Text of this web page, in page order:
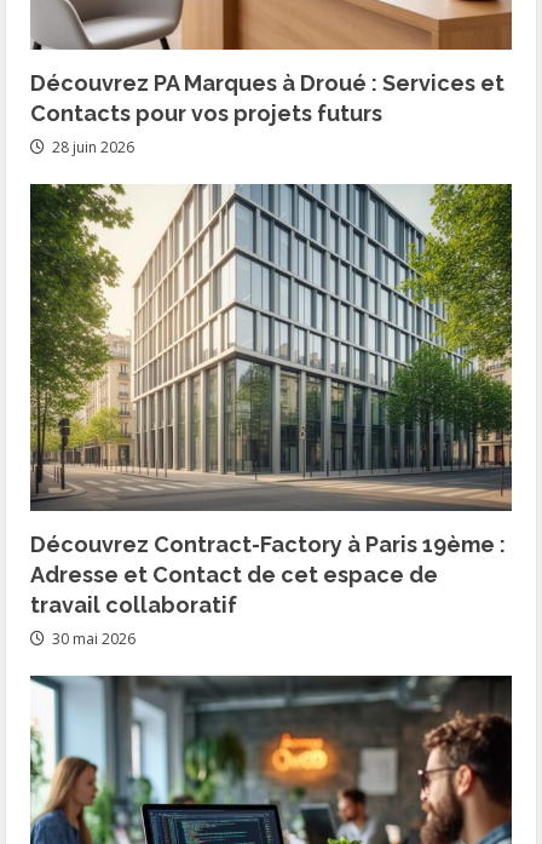
Découvrez PA Marques à Droué : Services et
Contacts pour vos projets futurs
28 juin 2026
Découvrez Contract-Factory à Paris 19ème :
Adresse et Contact de cet espace de
travail collaboratif
30 mai 2026